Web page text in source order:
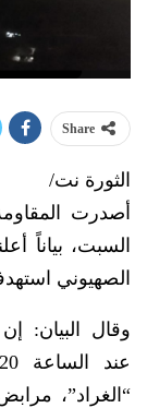
Share
الثورة نت/
أصدرت
السبت، بياناً
الصهيوني
وقال البيان:
“الغراد”،